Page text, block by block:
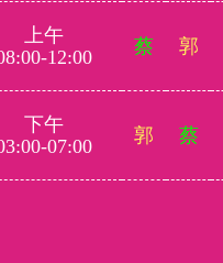
上午
12:00
蔡 郭
下午
07:00
郭 蔡